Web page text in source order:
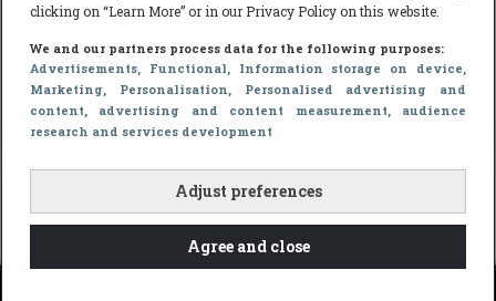
clicking on “Learn More” or in our Privacy Policy on this website.
We and our partners process data for the following purposes:
Advertisements , Functional , Information storage on device
Marketing , Personalisation
, Personalised advertising and
content, advertising and content measurement, audience
research and services development
Adjust preferences
Agree and close
dan een kortingssticker. Wie verder kijkt dan de hype, ontdekt
dat echte besparingen vaak juist ná Black Friday te vinden zijn.
Black Friday Deals»Waarom januari soms goedkoper is